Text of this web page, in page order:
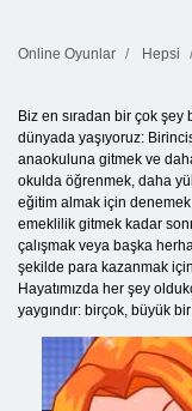
Online Oyunlar Hepsi
Biz en sıradan bir çok şey
dünyada yaşıyoruz:
anaokuluna gitmek ve
okulda öğrenmek, daha
eğitim almak için denemek
emeklilik gitmek kadar
çalışmak veya başka
şekilde para kazanmak için.
Hayatımızda her şey
yaygındır: birçok, büyük